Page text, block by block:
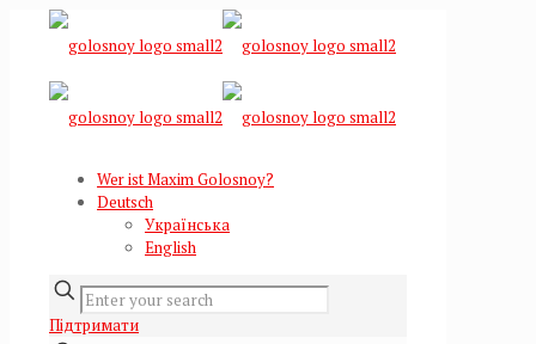
Wer ist Maxim Golosnoy?
Deutsch
Українська
English
Підтримати